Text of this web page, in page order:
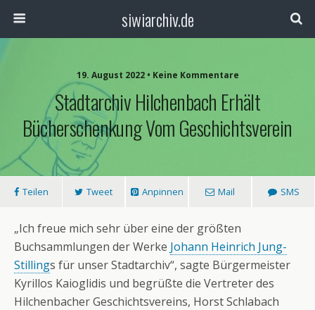
siwiarchiv.de
19. August 2022 • Keine Kommentare
Stadtarchiv Hilchenbach Erhält
Bücherschenkung Vom Geschichtsverein
Teilen Tweet Anpinnen Mail SMS
„Ich freue mich sehr über eine der größten
Buchsammlungen der Werke Johann Heinrich Jung-
Stillings für unser Stadtarchiv“, sagte Bürgermeister
Kyrillos Kaioglidis und begrüßte die Vertreter des
Hilchenbacher Geschichtsvereins, Horst Schlabach